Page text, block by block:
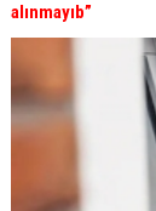
alınmayıb”